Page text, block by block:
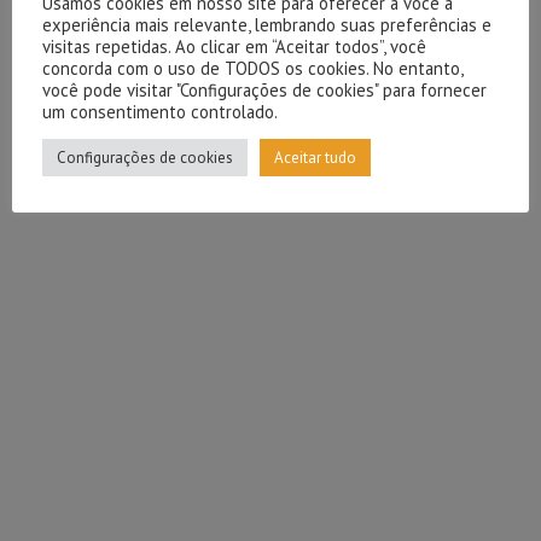
experiência mais relevante, lembrando suas preferências e
visitas repetidas. Ao clicar em “Aceitar todos”, você
concorda com o uso de TODOS os cookies. No entanto,
você pode visitar "Configurações de cookies" para fornecer
um consentimento controlado.
Configurações de cookies Aceitar tudo